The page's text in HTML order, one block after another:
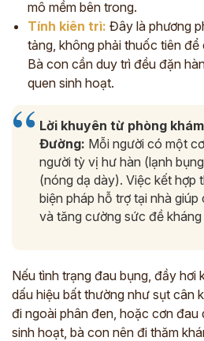
mô mềm bên trong.
Tính kiên trì: Đây là phương
tảng, không phải thuốc tiên
Bà con cần duy trì đều đặn
quen sinh hoạt.
Lời khuyên từ phòng
Đường: Mỗi người có một
người tỳ vị hư hàn (lạnh
(nóng dạ dày). Việc kết hợp
biện pháp hỗ trợ tại nhà
và tăng cường sức đề
Nếu tình trạng đau bụng, đầy hơi
dấu hiệu bất thường như sụt cân
đi ngoài phân đen, hoặc cơn đau
sinh hoạt, bà con nên đi thăm